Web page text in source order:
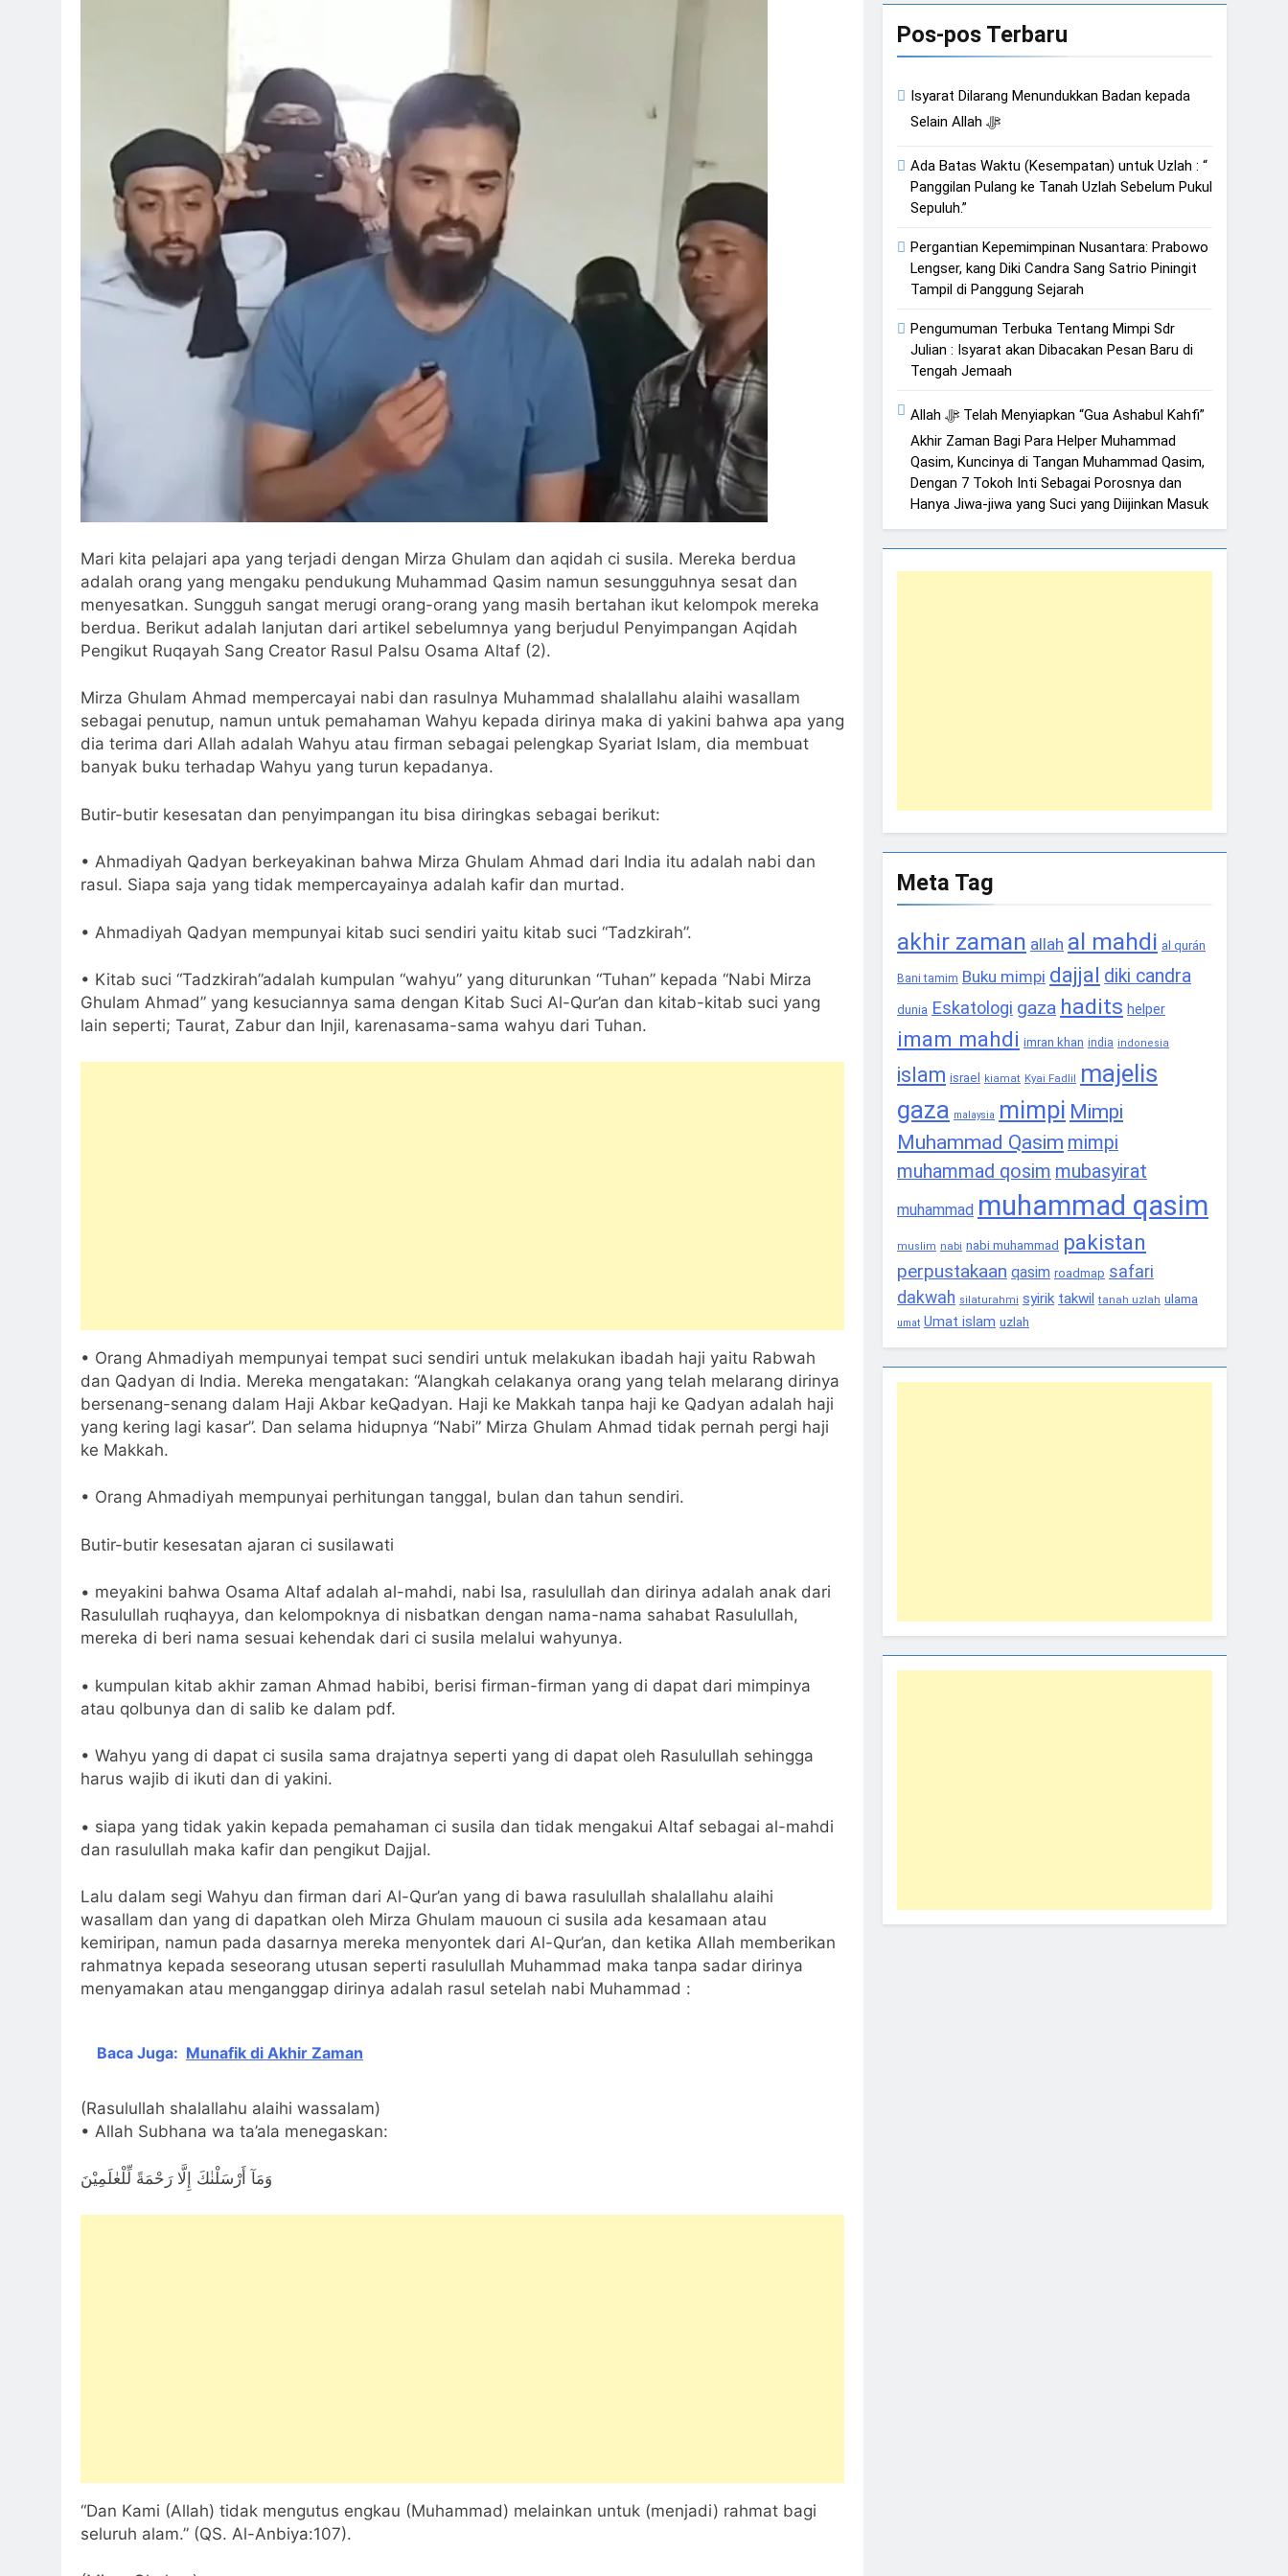
Ketika Istikharah Dijawab Lewat Wajah (kang Diki) : Isyarat Petunjuk Melalui Jalan Hati
4 Hari Ago
4 Hari Ago
Mari kita pelajari apa yang terjadi dengan Mirza Ghulam dan aqidah ci susila. Mereka berdua
adalah orang yang mengaku pendukung Muhammad Qasim namun sesungguhnya sesat dan
menyesatkan. Sungguh sangat merugi orang-orang yang masih bertahan ikut kelompok mereka
berdua. Berikut adalah lanjutan dari artikel sebelumnya yang berjudul Penyimpangan Aqidah
Pengikut Ruqayah Sang Creator Rasul Palsu Osama Altaf (2).
Mirza Ghulam Ahmad mempercayai nabi dan rasulnya Muhammad shalallahu alaihi wasallam
sebagai penutup, namun untuk pemahaman Wahyu kepada dirinya maka di yakini bahwa apa yang
dia terima dari Allah adalah Wahyu atau firman sebagai pelengkap Syariat Islam, dia membuat
banyak buku terhadap Wahyu yang turun kepadanya.
Butir-butir kesesatan dan penyimpangan itu bisa diringkas sebagai berikut:
• Ahmadiyah Qadyan berkeyakinan bahwa Mirza Ghulam Ahmad dari India itu adalah nabi dan
rasul. Siapa saja yang tidak mempercayainya adalah kafir dan murtad.
• Ahmadiyah Qadyan mempunyai kitab suci sendiri yaitu kitab suci “Tadzkirah”.
• Kitab suci “Tadzkirah”adalah kumpulan “wahyu” yang diturunkan “Tuhan” kepada “Nabi Mirza
Ghulam Ahmad” yang kesuciannya sama dengan Kitab Suci Al-Qur’an dan kitab-kitab suci yang
lain seperti; Taurat, Zabur dan Injil, karenasama-sama wahyu dari Tuhan.
• Orang Ahmadiyah mempunyai tempat suci sendiri untuk melakukan ibadah haji yaitu Rabwah
dan Qadyan di India. Mereka mengatakan: “Alangkah celakanya orang yang telah melarang dirinya
bersenang-senang dalam Haji Akbar keQadyan. Haji ke Makkah tanpa haji ke Qadyan adalah haji
yang kering lagi kasar”. Dan selama hidupnya “Nabi” Mirza Ghulam Ahmad tidak pernah pergi haji
ke Makkah.
• Orang Ahmadiyah mempunyai perhitungan tanggal, bulan dan tahun sendiri.
Butir-butir kesesatan ajaran ci susilawati
• meyakini bahwa Osama Altaf adalah al-mahdi, nabi Isa, rasulullah dan dirinya adalah anak dari
Rasulullah ruqhayya, dan kelompoknya di nisbatkan dengan nama-nama sahabat Rasulullah,
mereka di beri nama sesuai kehendak dari ci susila melalui wahyunya.
• kumpulan kitab akhir zaman Ahmad habibi, berisi firman-firman yang di dapat dari mimpinya
atau qolbunya dan di salib ke dalam pdf.
• Wahyu yang di dapat ci susila sama drajatnya seperti yang di dapat oleh Rasulullah sehingga
harus wajib di ikuti dan di yakini.
• siapa yang tidak yakin kepada pemahaman ci susila dan tidak mengakui Altaf sebagai al-mahdi
dan rasulullah maka kafir dan pengikut Dajjal.
Lalu dalam segi Wahyu dan firman dari Al-Qur’an yang di bawa rasulullah shalallahu alaihi
wasallam dan yang di dapatkan oleh Mirza Ghulam mauoun ci susila ada kesamaan atau
kemiripan, namun pada dasarnya mereka menyontek dari Al-Qur’an, dan ketika Allah memberikan
rahmatnya kepada seseorang utusan seperti rasulullah Muhammad maka tanpa sadar dirinya
menyamakan atau menganggap dirinya adalah rasul setelah nabi Muhammad :
Baca Juga: Munafik di Akhir Zaman
(Rasulullah shalallahu alaihi wassalam)
• Allah Subhana wa ta’ala menegaskan:
وَمَآ أَرْسَلْنٰكَ إِلَّا رَحْمَةً لِّلْعٰلَمِيْنَ
“Dan Kami (Allah) tidak mengutus engkau (Muhammad) melainkan untuk (menjadi) rahmat bagi
seluruh alam.” (QS. Al-Anbiya:107).
Pos-pos Terbaru
Isyarat Dilarang Menundukkan Badan kepada
Selain Allah ﷻ
Ada Batas Waktu (Kesempatan) untuk Uzlah : “
Panggilan Pulang ke Tanah Uzlah Sebelum Pukul
Sepuluh.”
Pergantian Kepemimpinan Nusantara: Prabowo
Lengser, kang Diki Candra Sang Satrio Piningit
Tampil di Panggung Sejarah
Pengumuman Terbuka Tentang Mimpi Sdr
Julian : Isyarat akan Dibacakan Pesan Baru di
Tengah Jemaah
Allah ﷻ Telah Menyiapkan “Gua Ashabul Kahfi”
Akhir Zaman Bagi Para Helper Muhammad
Qasim, Kuncinya di Tangan Muhammad Qasim,
Dengan 7 Tokoh Inti Sebagai Porosnya dan
Hanya Jiwa-jiwa yang Suci yang Diijinkan Masuk
Meta Tag
akhir zaman allah al mahdi al qurán
Bani tamim Buku mimpi dajjal diki candra
dunia Eskatologi gaza hadits helper
imam mahdi imran khan india indonesia
islam israel kiamat Kyai Fadlil majelis
gaza malaysia mimpi Mimpi
Muhammad Qasim mimpi
muhammad qosim mubasyirat
muhammad muhammad qasim
muslim nabi nabi muhammad pakistan
perpustakaan qasim roadmap safari
dakwah silaturahmi syirik takwil tanah uzlah ulama
umat Umat islam uzlah